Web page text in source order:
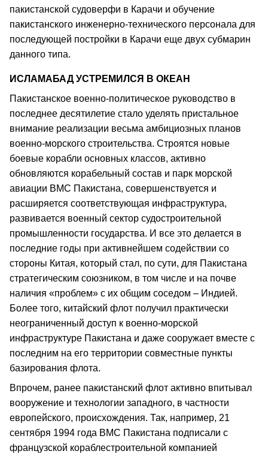
пакистанской судоверфи в Карачи и обучение
пакистанского инженерно-технического персонала для
последующей постройки в Карачи еще двух субмарин
данного типа.
ИСЛАМАБАД УСТРЕМИЛСЯ В ОКЕАН
Пакистанское военно-политическое руководство в
последнее десятилетие стало уделять пристальное
внимание реализации весьма амбициозных планов
военно-морского строительства. Строятся новые
боевые корабли основных классов, активно
обновляются корабельный состав и парк морской
авиации ВМС Пакистана, совершенствуется и
расширяется соответствующая инфраструктура,
развивается военный сектор судостроительной
промышленности государства. И все это делается в
последние годы при активнейшем содействии со
стороны Китая, который стал, по сути, для Пакистана
стратегическим союзником, в том числе и на почве
наличия «проблем» с их общим соседом – Индией.
Более того, китайский флот получил практически
неограниченный доступ к военно-морской
инфраструктуре Пакистана и даже сооружает вместе с
последним на его территории совместные пункты
базирования флота.
Впрочем, ранее пакистанский флот активно впитывал
вооружение и технологии западного, в частности
европейского, происхождения. Так, например, 21
сентября 1994 года ВМС Пакистана подписали с
французской кораблестроительной компанией